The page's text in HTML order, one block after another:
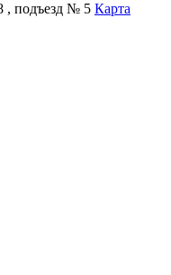
, подъезд № 5 Карта